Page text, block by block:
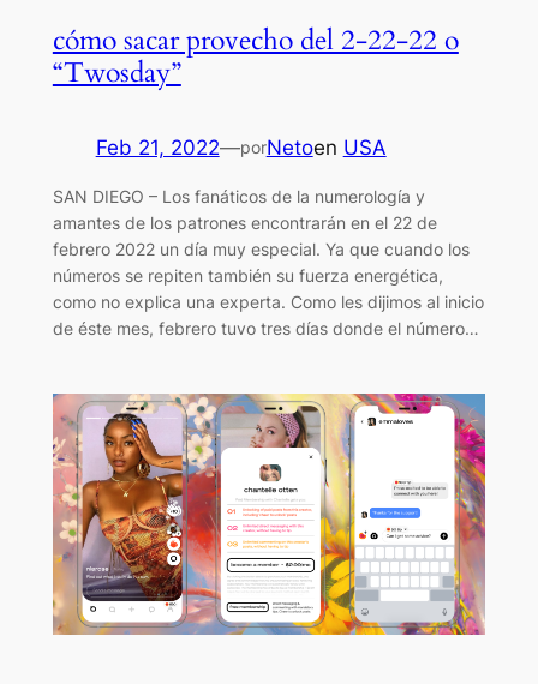
cómo sacar provecho del 2-22-22 o
“Twosday”
Feb 21, 2022—porNetoen USA
SAN DIEGO – Los fanáticos de la numerología y
amantes de los patrones encontrarán en el 22 de
febrero 2022 un día muy especial. Ya que cuando los
números se repiten también su fuerza energética,
como no explica una experta. Como les dijimos al inicio
de éste mes, febrero tuvo tres días donde el número…